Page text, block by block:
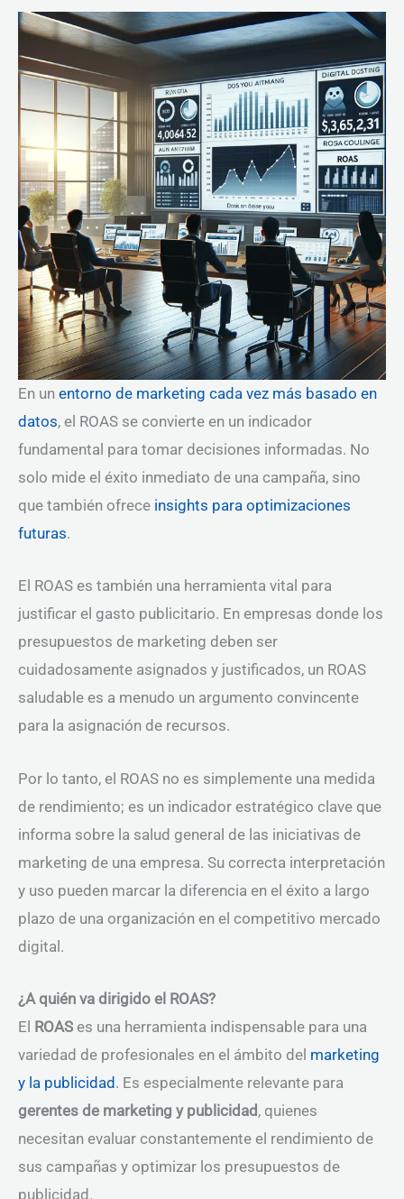
En un entorno de marketing cada vez más basado en
datos, el ROAS se convierte en un indicador
fundamental para tomar decisiones informadas. No
solo mide el éxito inmediato de una campaña, sino
que también ofrece insights para optimizaciones
futuras.
El ROAS es también una herramienta vital para
justificar el gasto publicitario. En empresas donde los
presupuestos de marketing deben ser
cuidadosamente asignados y justificados, un ROAS
saludable es a menudo un argumento convincente
para la asignación de recursos.
Por lo tanto, el ROAS no es simplemente una medida
de rendimiento; es un indicador estratégico clave que
informa sobre la salud general de las iniciativas de
marketing de una empresa. Su correcta interpretación
y uso pueden marcar la diferencia en el éxito a largo
plazo de una organización en el competitivo mercado
digital.
¿A quién va dirigido el ROAS?
El ROAS es una herramienta indispensable para una
variedad de profesionales en el ámbito del marketing
y la publicidad. Es especialmente relevante para
gerentes de marketing y publicidad, quienes
necesitan evaluar constantemente el rendimiento de
sus campañas y optimizar los presupuestos de
publicidad.